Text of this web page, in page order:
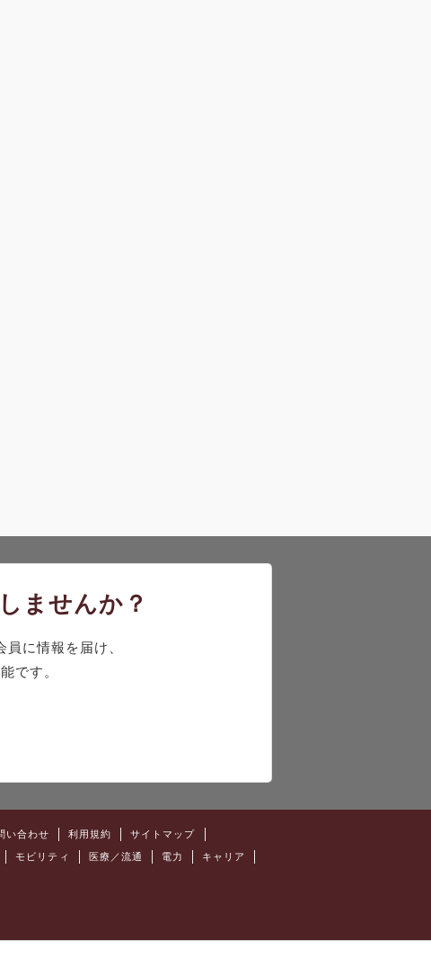
ませんか？
に情報を届け、
です。
い合わせ 利用規約 サイトマップ
モビリティ 医療／流通 電力
キャリア